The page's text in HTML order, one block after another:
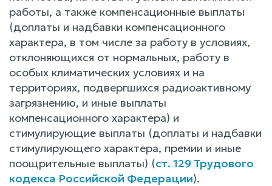
работы, а также компенсационные выплаты
(доплаты и надбавки компенсационного
характера, в том числе за работу в условиях,
отклоняющихся от нормальных, работу в
особых климатических условиях и на
территориях, подвергшихся радиоактивному
загрязнению, и иные выплаты
компенсационного характера) и
стимулирующие выплаты (доплаты и надбавки
стимулирующего характера, премии и иные
поощрительные выплаты) (ст. 129 Трудового
кодекса Российской Федерации).